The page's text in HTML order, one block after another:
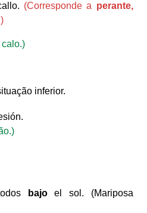
(Corresponde a perante,
inferior.
bajoel sol. (Mariposa